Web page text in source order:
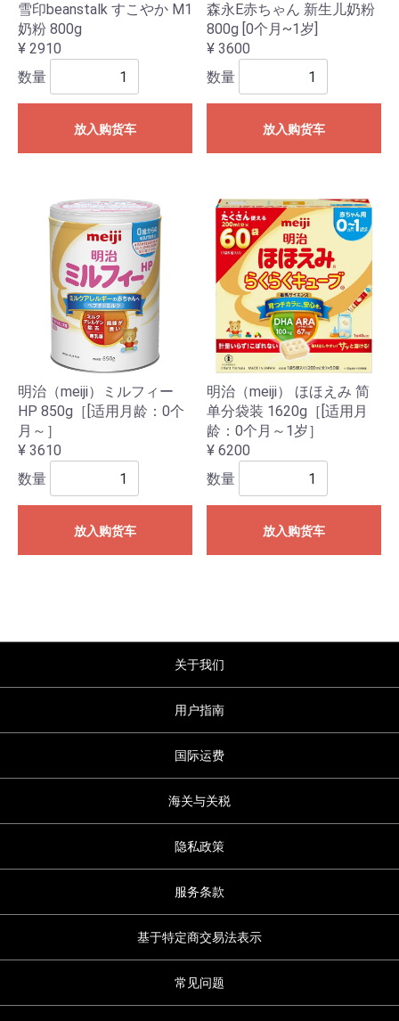
雪印beanstalk すこやか M1
奶粉 800g
¥ 2910
数量
放入购货车
森永E赤ちゃん 新生儿奶粉
800g [0个月~1岁]
¥ 3600
数量
放入购货车
明治（meiji）ミルフィー
HP 850g［[适用月龄：0个
月～］
¥ 3610
数量
放入购货车
明治（meiji） ほほえみ 简
单分袋装 1620g［[适用月
龄：0个月～1岁］
¥ 6200
数量
放入购货车
关于我们
用户指南
国际运费
海关与关税
隐私政策
服务条款
基于特定商交易法表示
常见问题